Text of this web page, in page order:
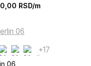
RSD/m
+17
06